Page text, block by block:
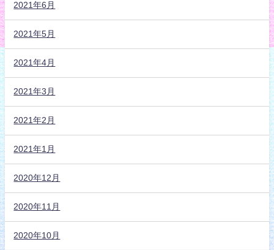
2021年6月
2021年5月
2021年4月
2021年3月
2021年2月
2021年1月
2020年12月
2020年11月
2020年10月